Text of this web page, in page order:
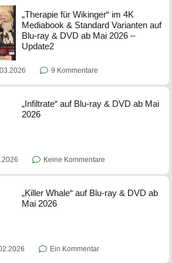
„Therapie für Wikinger“ im 4K
Mediabook & Standard Varianten auf
Blu-ray & DVD ab Mai 2026 –
Update2
9 Kommentare
„Infiltrate“ auf Blu-ray & DVD ab Mai
2026
Keine Kommentare
„Killer Whale“ auf Blu-ray & DVD ab
Mai 2026
Ein Kommentar